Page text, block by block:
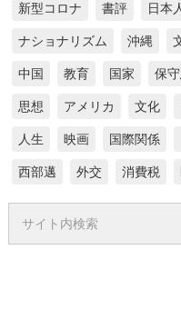
新型コロナ 書評 日本
ナショナリズム 沖縄
中国 教育 国家 保
思想 アメリカ 文化
人生 映画 国際関係
西部邁 外交 消費税